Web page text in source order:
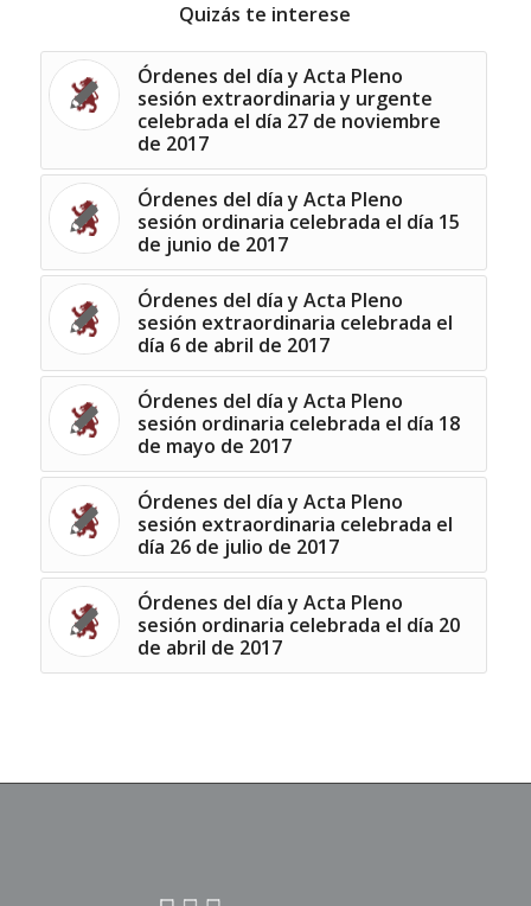
Quizás te interese
Órdenes del día y Acta Pleno
sesión extraordinaria y urgente
celebrada el día 27 de noviembre
de 2017
Órdenes del día y Acta Pleno
sesión ordinaria celebrada el día 15
de junio de 2017
Órdenes del día y Acta Pleno
sesión extraordinaria celebrada el
día 6 de abril de 2017
Órdenes del día y Acta Pleno
sesión ordinaria celebrada el día 18
de mayo de 2017
Órdenes del día y Acta Pleno
sesión extraordinaria celebrada el
día 26 de julio de 2017
Órdenes del día y Acta Pleno
sesión ordinaria celebrada el día 20
de abril de 2017